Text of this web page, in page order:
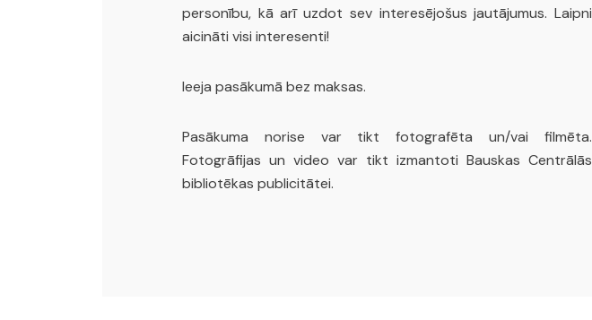
personību, kā arī uzdot sev interesējošus jautājumus. Laipni
aicināti visi interesenti!
Ieeja pasākumā bez maksas.
Pasākuma norise var tikt fotografēta un/vai filmēta.
Fotogrāfijas un video var tikt izmantoti Bauskas Centrālās
bibliotēkas publicitātei.